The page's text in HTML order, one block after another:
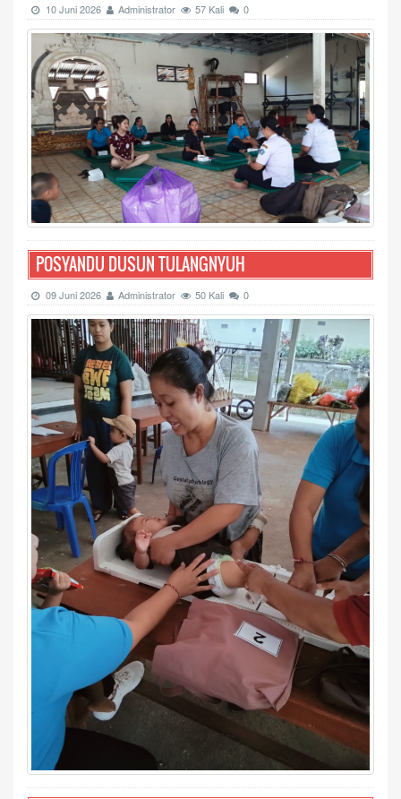
10 Juni 2026 Administrator 57 Kali 0
POSYANDU DUSUN TULANGNYUH
09 Juni 2026 Administrator 50 Kali 0